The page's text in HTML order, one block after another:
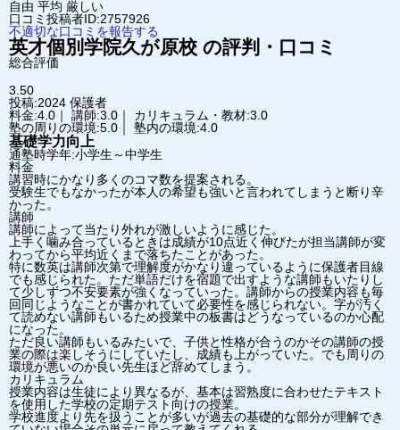
自由 平均 厳しい
口コミ投稿者ID:2757926
不適切な口コミを報告する
英才個別学院久が原校 の評判・口コミ
総合評価
3.50
投稿:2024 保護者
料金:4.0｜ 講師:3.0｜ カリキュラム・教材:3.0
塾の周りの環境:5.0｜ 塾内の環境:4.0
基礎学力向上
通塾時学年:小学生～中学生
料金
講習時にかなり多くのコマ数を提案される。
受験生でもなかったが本人の希望も強いと言われてしまうと断り辛
かった。
講師
講師によって当たり外れが激しいように感じた。
上手く噛み合っているときは成績が10点近く伸びたが担当講師が変
わってから平均近くまで落ちたことがあった。
特に数英は講師次第で理解度がかなり違っているように保護者目線
でも感じられた。ただ単語だけを宿題で出すような講師もいたりし
て少しずつ不安要素が強くなっていった。講師からの授業内容も毎
回同じようなことが書かれていて必要性を感じられない。字が汚く
て読めない講師もいるため授業中の板書はどうなっているのか心配
になった。
ただ良い講師もいるみたいで、子供と性格が合うのかその講師の授
業の際は楽しそうにしていたし、成績も上がっていた。でも周りの
環境が悪いのか良い先生ほど辞めてしまう。
カリキュラム
授業内容は生徒により異なるが、基本は習熟度に合わせたテキスト
を使用した学校の定期テスト向けの授業。
学校進度より先を扱うことが多いが過去の基礎的な部分が理解でき